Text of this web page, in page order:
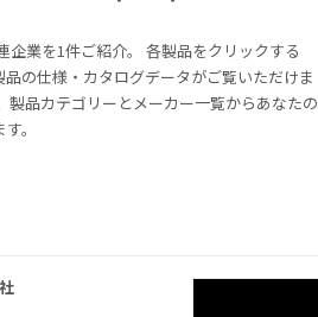
企業を1件ご紹介。
各製品をクリックする
品の仕様・カタログデータがご覧いただけま
製品カテゴリーとメーカー一覧からあなたの
。